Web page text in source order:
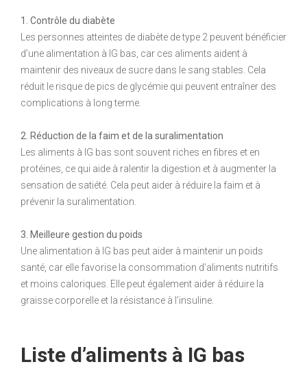
1. Contrôle du diabète
Les personnes atteintes de diabète de type 2 peuvent bénéficier
d’une alimentation à IG bas, car ces aliments aident à
maintenir des niveaux de sucre dans le sang stables. Cela
réduit le risque de pics de glycémie qui peuvent entraîner des
complications à long terme.
2. Réduction de la faim et de la suralimentation
Les aliments à IG bas sont souvent riches en fibres et en
protéines, ce qui aide à ralentir la digestion et à augmenter la
sensation de satiété. Cela peut aider à réduire la faim et à
prévenir la suralimentation.
3. Meilleure gestion du poids
Une alimentation à IG bas peut aider à maintenir un poids
santé, car elle favorise la consommation d’aliments nutritifs
et moins caloriques. Elle peut également aider à réduire la
graisse corporelle et la résistance à l’insuline.
Liste d’aliments à IG bas